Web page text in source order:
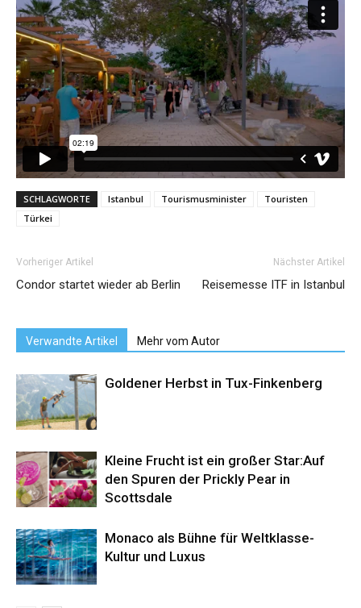
SCHLAGWORTE Istanbul Tourismusminister
Touristen
Türkei
Vorheriger Artikel
Condor startet wieder ab Berlin
Nächster Artikel
Reisemesse ITF in Istanbul
Verwandte Artikel Mehr vom Autor
Goldener Herbst in Tux-Finkenberg
Kleine Frucht ist ein großer Star:Auf
den Spuren der Prickly Pear in
Scottsdale
Monaco als Bühne für Weltklasse-
Kultur und Luxus